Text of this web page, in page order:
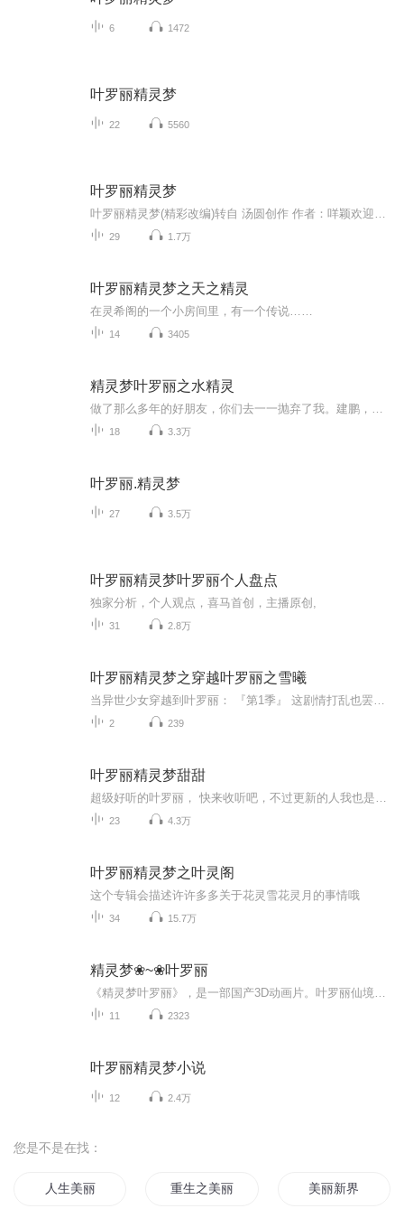
6 1472
叶罗丽精灵梦
22 5560
叶罗丽精灵梦
29 1.7万
叶罗丽精灵梦之天之精灵
在灵希阁的一个小房间里，有一个传说……
14 3405
精灵梦叶罗丽之水精灵
18 3.3万
叶罗丽.精灵梦
27 3.5万
叶罗丽精灵梦叶罗丽个人盘点
独家分析，个人观点，喜马首创，主播原创,
31 2.8万
叶罗丽精灵梦之穿越叶罗丽之雪曦
2 239
叶罗丽精灵梦甜甜
23 4.3万
叶罗丽精灵梦之叶灵阁
这个专辑会描述许许多多关于花灵雪花灵月的事情哦
34 15.7万
精灵梦❀~❀叶罗丽
11 2323
叶罗丽精灵梦小说
12 2.4万
您是不是在找：
人生美丽 重生之美丽新人生 美丽新界